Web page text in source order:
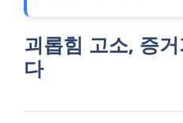
괴롭힘 고소, 증
다